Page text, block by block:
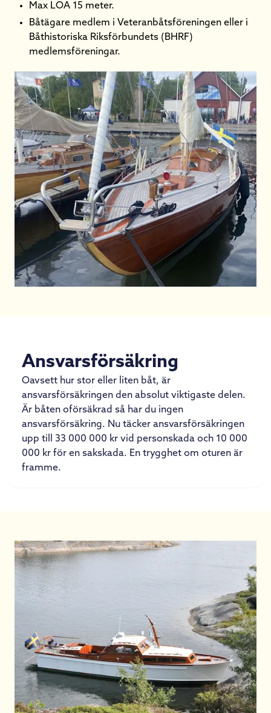
Max LOA 15 meter.
Båtägare medlem i Veteranbåtsföreningen eller i
Båthistoriska Riksförbundets (BHRF)
medlemsföreningar.
Ansvarsförsäkring
Oavsett hur stor eller liten båt, är
ansvarsförsäkringen den absolut viktigaste delen.
Är båten oförsäkrad så har du ingen
ansvarsförsäkring. Nu täcker ansvarsförsäkringen
upp till 33 000 000 kr vid personskada och 10 000
000 kr för en sakskada. En trygghet om oturen är
framme.